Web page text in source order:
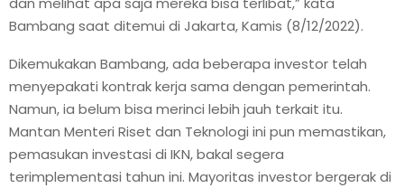
Bambang saat ditemui di Jakarta, Kamis (8/12/2022).
Dikemukakan Bambang, ada beberapa investor telah
menyepakati kontrak kerja sama dengan pemerintah.
Namun, ia belum bisa merinci lebih jauh terkait itu.
Mantan Menteri Riset dan Teknologi ini pun memastikan,
pemasukan investasi di IKN, bakal segera
terimplementasi tahun ini. Mayoritas investor bergerak di